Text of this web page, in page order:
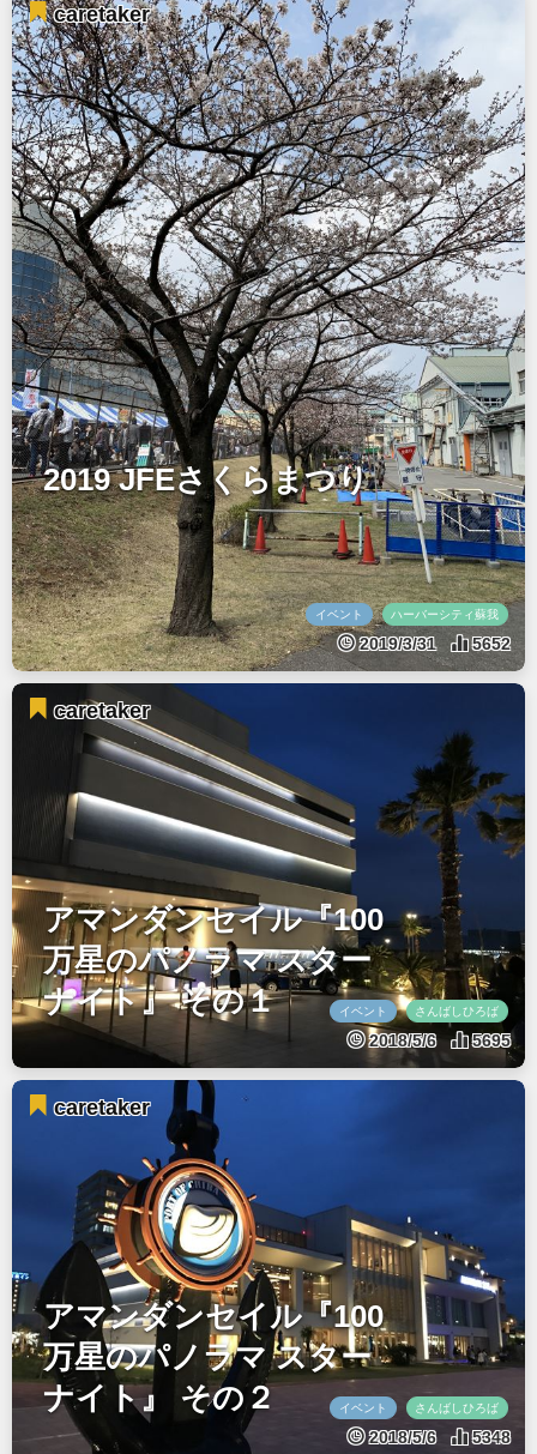
caretaker
2019 JFEさくらまつり
イベント ハーバーシティ蘇我
2019/3/31 5652
caretaker
アマンダンセイル『100
万星のパノラマ スター
ナイト』 その１
イベント さんばしひろば
2018/5/6 5695
caretaker
アマンダンセイル『100
万星のパノラマ スター
ナイト』 その２
イベント さんばしひろば
2018/5/6 5348